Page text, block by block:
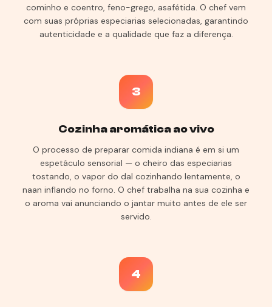
cominho e coentro, feno-grego, asafétida. O chef vem
com suas próprias especiarias selecionadas, garantindo
autenticidade e a qualidade que faz a diferença.
3
Cozinha aromática ao vivo
O processo de preparar comida indiana é em si um
espetáculo sensorial — o cheiro das especiarias
tostando, o vapor do dal cozinhando lentamente, o
naan inflando no forno. O chef trabalha na sua cozinha e
o aroma vai anunciando o jantar muito antes de ele ser
servido.
4